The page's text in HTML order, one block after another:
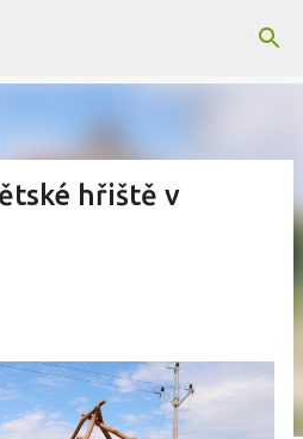
na hlavní obsah
hřiště v